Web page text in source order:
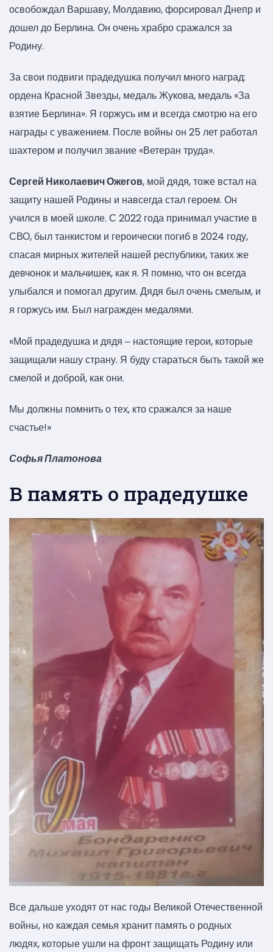
освобождал Варшаву, Молдавию, форсировал Днепр и
дошел до Берлина. Он очень храбро сражался за
Родину.
За свои подвиги прадедушка получил много наград:
ордена Красной Звезды, медаль Жукова, медаль «За
взятие Берлина». Я горжусь им и всегда смотрю на его
награды с уважением. После войны он 25 лет работал
шахтером и получил звание «Ветеран труда».
Сергей Николаевич Ожегов, мой дядя, тоже встал на
защиту нашей Родины и навсегда стал героем. Он
учился в моей школе. С 2022 года принимал участие в
СВО, был танкистом и героически погиб в 2024 году,
спасая мирных жителей нашей республики, таких же
девчонок и мальчишек, как я. Я помню, что он всегда
улыбался и помогал другим. Дядя был очень смелым, и
я горжусь им. Был награжден медалями.
«Мой прадедушка и дядя ‒ настоящие герои, которые
защищали нашу страну. Я буду стараться быть такой же
смелой и доброй, как они.
Мы должны помнить о тех, кто сражался за наше
счастье!»
Софья Платонова
В память о прадедушке
Все дальше уходят от нас годы Великой Отечественной
войны, но каждая семья хранит память о родных
людях, которые ушли на фронт защищать Родину или